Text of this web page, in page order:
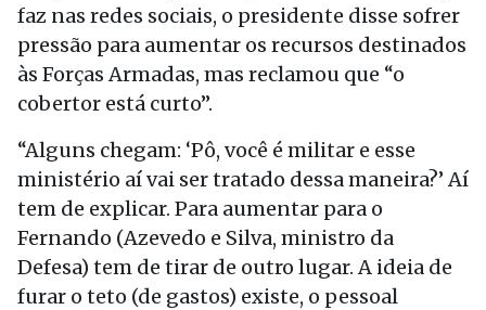
faz nas redes sociais, o presidente disse sofrer
pressão para aumentar os recursos destinados
às Forças Armadas, mas reclamou que “o
cobertor está curto”.
“Alguns chegam: ‘Pô, você é militar e esse
ministério aí vai ser tratado dessa maneira?’ Aí
tem de explicar. Para aumentar para o
Fernando (Azevedo e Silva, ministro da
Defesa) tem de tirar de outro lugar. A ideia de
furar o teto (de gastos) existe, o pessoal